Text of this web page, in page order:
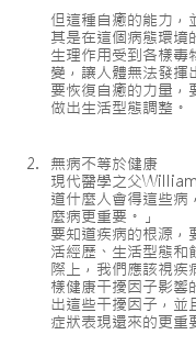
但這種自癒的能力，
其是在這個病態環境
生理作用受到各樣毒
變，讓人體無法發揮
要恢復自癒的力量，
做出生活型態調整。
無病不等於健康
現代醫學之父
道什麼人會得這些病
麼病更重要。」
要知道疾病的根源，
活經歷、生活型態和
際上，我們應該視疾
樣健康干擾因子影響
出這些干擾因子，並
症狀表現還來的更重